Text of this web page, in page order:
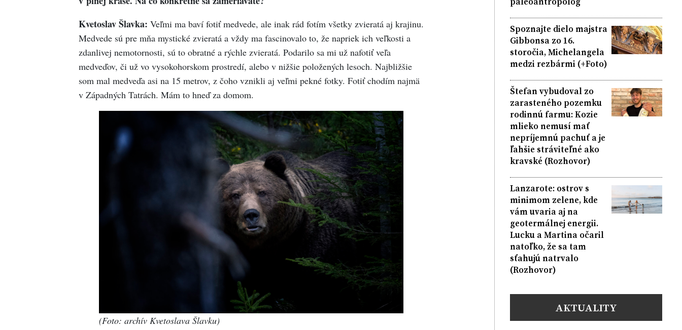
Kvetoslav Šlavka: Veľmi ma baví fotiť medvede, ale inak rád fotím všetky zvieratá aj krajinu.
Medvede sú pre mňa mystické zvieratá a vždy ma fascinovalo to, že napriek ich veľkosti a
zdanlivej nemotornosti, sú to obratné a rýchle zvieratá. Podarilo sa mi už nafotiť veľa
medveďov, či už vo vysokohorskom prostredí, alebo v nižšie položených lesoch. Najbližšie
som mal medveďa asi na 15 metrov, z čoho vznikli aj veľmi pekné fotky. Fotiť chodím najmä
v Západných Tatrách. Mám to hneď za domom.
(Foto: archív Kvetoslava Šlavku)
Spoznajte dielo majstra
Gibbonsa zo 16.
storočia, Michelangela
medzi rezbármi (+Foto)
Štefan vybudoval zo
zarasteného pozemku
rodinnú farmu: Kozie
mlieko nemusí mať
nepríjemnú pachuť a je
ľahšie stráviteľné ako
kravské (Rozhovor)
Lanzarote: ostrov s
minimom zelene, kde
vám uvaria aj na
geotermálnej energii.
Lucku a Martina očaril
natoľko, že sa tam
sťahujú natrvalo
(Rozhovor)
AKTUALITY